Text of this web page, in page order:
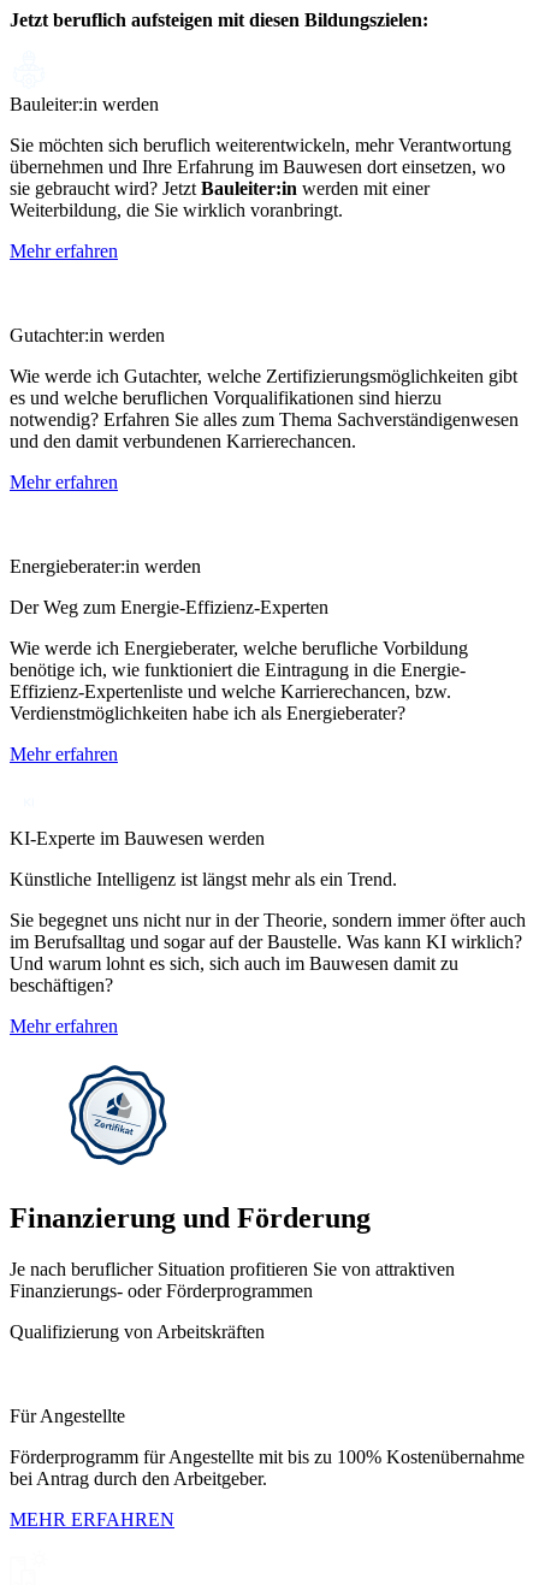
Jetzt beruflich aufsteigen mit diesen Bildungszielen:
Bauleiter:in werden
Sie möchten sich beruflich weiterentwickeln, mehr Verantwortung
übernehmen und Ihre Erfahrung im Bauwesen dort einsetzen, wo
sie gebraucht wird? Jetzt Bauleiter:in werden mit einer
Weiterbildung, die Sie wirklich voranbringt.
Mehr erfahren
Gutachter:in werden
Wie werde ich Gutachter, welche Zertifizierungsmöglichkeiten gibt
es und welche beruflichen Vorqualifikationen sind hierzu
notwendig? Erfahren Sie alles zum Thema Sachverständigenwesen
und den damit verbundenen Karrierechancen.
Mehr erfahren
Energieberater:in werden
Der Weg zum Energie-Effizienz-Experten
Wie werde ich Energieberater, welche berufliche Vorbildung
benötige ich, wie funktioniert die Eintragung in die Energie-
Effizienz-Expertenliste und welche Karrierechancen, bzw.
Verdienstmöglichkeiten habe ich als Energieberater?
Mehr erfahren
KI-Experte im Bauwesen werden
Künstliche Intelligenz ist längst mehr als ein Trend.
Sie begegnet uns nicht nur in der Theorie, sondern immer öfter auch
im Berufsalltag und sogar auf der Baustelle. Was kann KI wirklich?
Und warum lohnt es sich, sich auch im Bauwesen damit zu
beschäftigen?
Mehr erfahren
Finanzierung und Förderung
Je nach beruflicher Situation profitieren Sie von attraktiven
Finanzierungs- oder Förderprogrammen
Qualifizierung von Arbeitskräften
Für Angestellte
Förderprogramm für Angestellte mit bis zu 100% Kostenübernahme
bei Antrag durch den Arbeitgeber.
MEHR ERFAHREN